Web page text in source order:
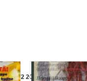
nro 2 2011